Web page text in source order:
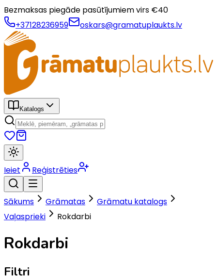
Bezmaksas piegāde pasūtījumiem virs €40
+37128236959
oskars@gramatuplaukts.lv
Katalogs
Ieiet Reģistrēties
Sākums Grāmatas
Grāmatu katalogs
Vaļasprieki
Rokdarbi
Rokdarbi
Filtri